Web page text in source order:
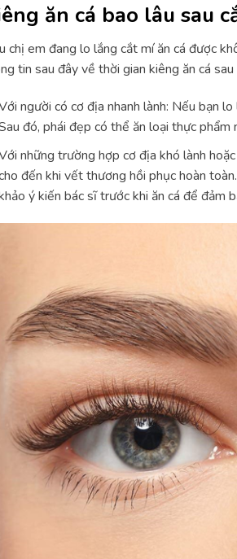
ăn cá bao lâu sau
chị em đang lo lắng cắt mí ăn cá được
tin sau đây về thời gian kiêng ăn cá sau
người có cơ địa nhanh lành: Nếu bạn
đó, phái đẹp có thể ăn loại thực
những trường hợp cơ địa khó lành
đến khi vết thương hồi phục hoàn
ý kiến bác sĩ trước khi ăn cá để đảm